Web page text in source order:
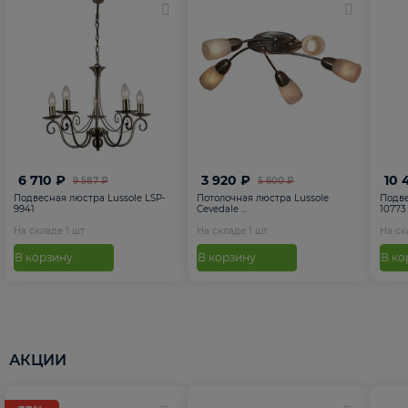
9 587 ₽
6 710 ₽
Подвесная люстра Lussole LSP-
9941
На складе 1 шт
В корзину
5 600 ₽
3 920 ₽
Потолочная люстра Lussole
Cevedale ...
На складе 1 шт
В корзину
10
10773
На
В
АКЦИИ